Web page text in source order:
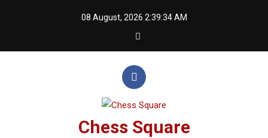
08 August, 2026 2:39:34 AM
Chess Square